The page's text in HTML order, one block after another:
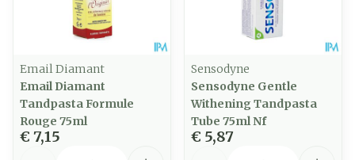
Email Diamant
Email Diamant
Tandpasta Formule
Rouge 75ml
€ 7,15
Sensodyne
Sensodyne Gentle
Withening Tandpasta
Tube 75ml Nf
€ 5,87